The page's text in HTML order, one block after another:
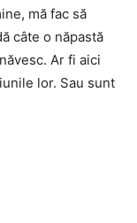
mă fac să
câte o năpastă
Ar fi aici
lor. Sau sunt